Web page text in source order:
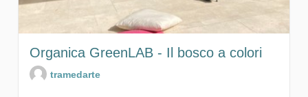
Organica GreenLAB - Il bosco a colori
tramedarte